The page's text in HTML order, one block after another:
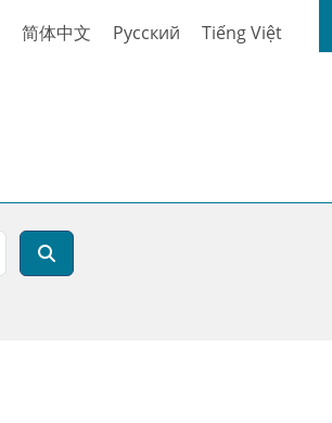
简体中文 Русский Tiếng Việt